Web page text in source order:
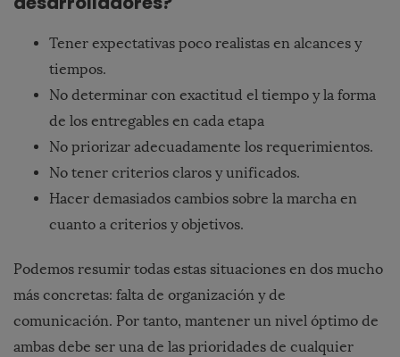
Tener expectativas poco realistas en alcances y
tiempos.
No determinar con exactitud el tiempo y la forma
de los entregables en cada etapa
No priorizar adecuadamente los requerimientos.
No tener criterios claros y unificados.
Hacer demasiados cambios sobre la marcha en
cuanto a criterios y objetivos.
Podemos resumir todas estas situaciones en dos mucho
más concretas: falta de organización y de
comunicación. Por tanto, mantener un nivel óptimo de
ambas debe ser una de las prioridades de cualquier